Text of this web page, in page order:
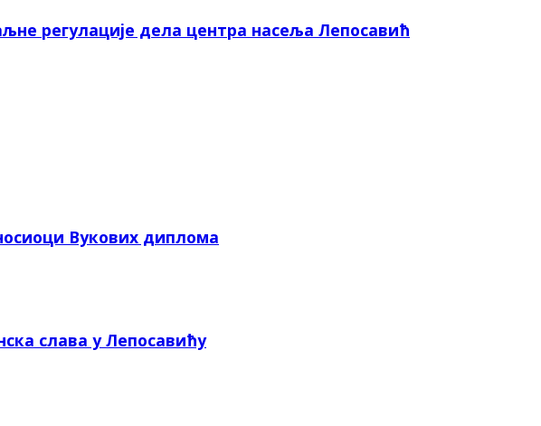
регулације дела центра насеља Лепосавић
Вукових диплома
слава у Лепосавићу